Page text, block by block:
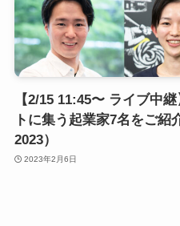
【2/15 11:45〜 ライブ中
トに集う起業家7名をご紹
2023）
2023年2月6日